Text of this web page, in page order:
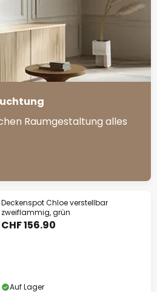
Raumgestaltung alles
Deckenspot Chloe verstellbar
zweiflammig, grün
CHF 156.90
Auf Lager